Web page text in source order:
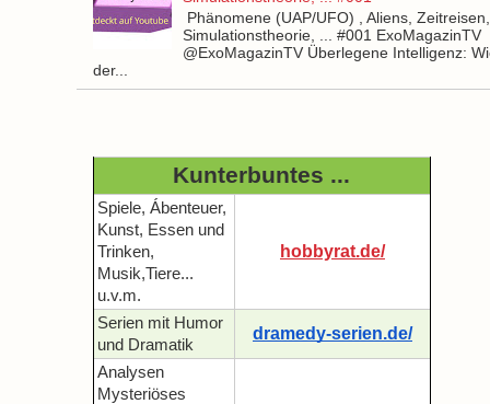
Phänomene (UAP/UFO) , Aliens, Zeitreisen,
Simulationstheorie, ... #001 ExoMagazinTV
@ExoMagazinTV Überlegene Intelligenz:
der...
Kunterbuntes ...
Spiele, Ábenteuer,
Kunst, Essen und
Trinken,
Musik,Tiere...
u.v.m.
hobbyrat.de/
Serien mit Humor
und Dramatik
dramedy-serien.de/
Analysen
Mysteriöses